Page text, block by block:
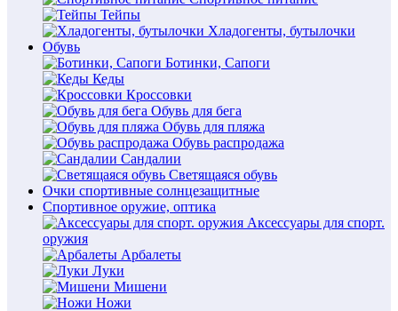
Тейпы
Хладогенты, бутылочки
Обувь
Ботинки, Сапоги
Кеды
Кроссовки
Обувь для бега
Обувь для пляжа
Обувь распродажа
Сандалии
Светящаяся обувь
Очки спортивные солнцезащитные
Спортивное оружие, оптика
Аксессуары для спорт.
оружия
Арбалеты
Луки
Мишени
Ножи